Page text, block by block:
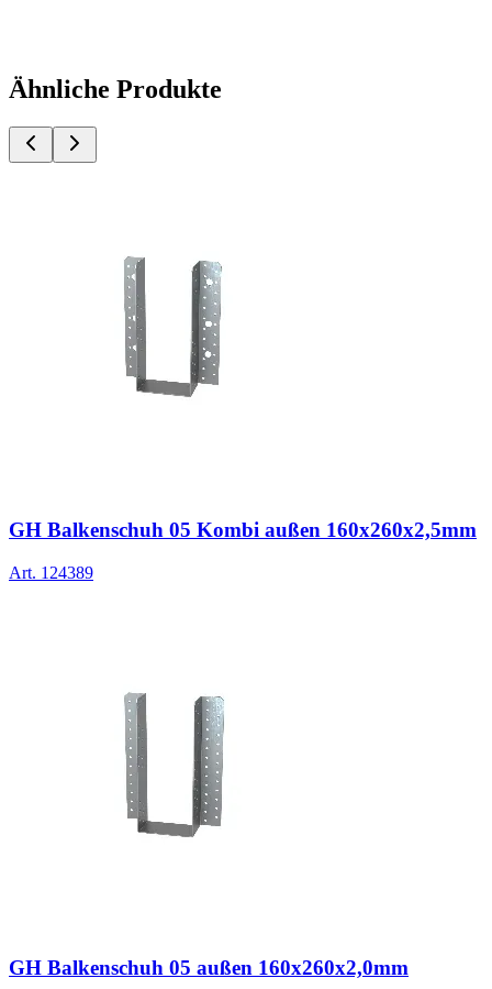
Ähnliche Produkte
GH Balkenschuh 05 Kombi außen 160x260x2,5mm
Art. 124389
GH Balkenschuh 05 außen 160x260x2,0mm